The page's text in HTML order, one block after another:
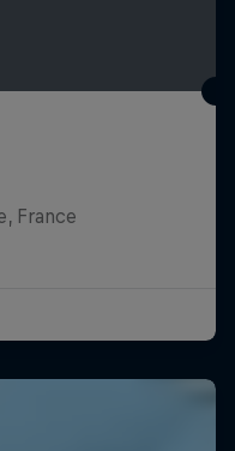
France